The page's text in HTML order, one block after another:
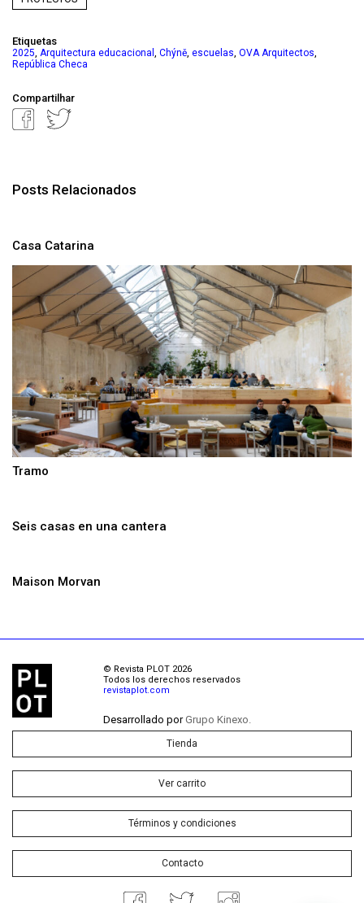
Etiquetas
2025, Arquitectura educacional , Chýně, escuelas, OVA Arquitectos,
República Checa
Compartilhar
Posts Relacionados
Casa Catarina
Tramo
Seis casas en una cantera
Maison Morvan
© Revista PLOT 2026
Todos los derechos reservados
revistaplot.com
Desarrollado porGrupo Kinexo.
Tienda
Ver carrito
Términos y condiciones
Contacto